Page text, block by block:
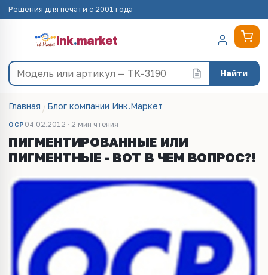
Решения для печати с 2001 года
ink.market
Найти
Главная Блог компании Инк.Маркет
OCP 04.02.2012 · 2 мин чтения
ПИГМЕНТИРОВАННЫЕ ИЛИ
ПИГМЕНТНЫЕ - ВОТ В ЧЕМ ВОПРОС?!